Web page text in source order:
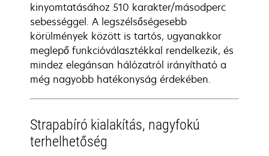
kinyomtatásához 510 karakter/másodperc
sebességgel. A legszélsőségesebb
körülmények között is tartós, ugyanakkor
meglepő funkcióválasztékkal rendelkezik, és
mindez elegánsan hálózatról irányítható a
még nagyobb hatékonyság érdekében.
Strapabíró kialakítás, nagyfokú
terhelhetőség